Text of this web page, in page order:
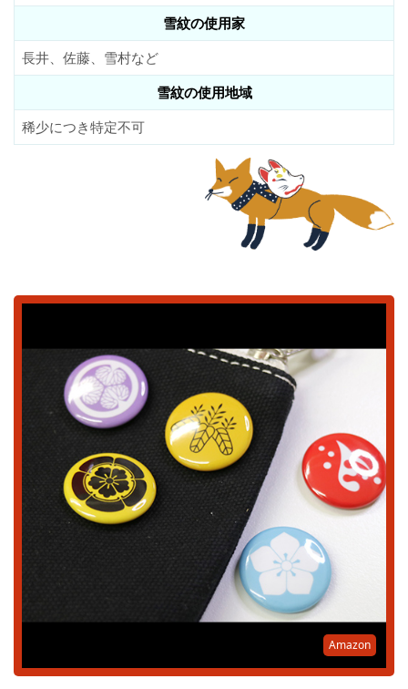
雪紋の使用家
長井、佐藤、雪村など
雪紋の使用地域
稀少につき特定不可
Amazon